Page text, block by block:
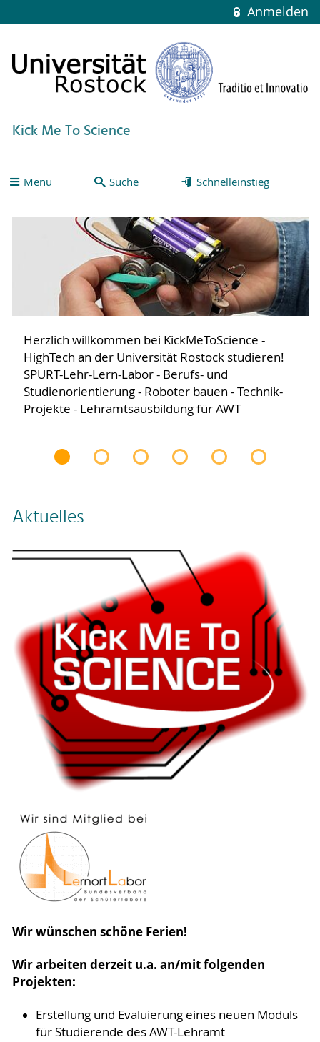
Anmelden
Kick Me To Science
Menü Suche Schnelleinstieg
Herzlich willkommen bei KickMeToScience -
HighTech an der Universität Rostock studieren!
SPURT-Lehr-Lern-Labor - Berufs- und
Studienorientierung - Roboter bauen - Technik-
Projekte - Lehramtsausbildung für AWT
Aktuelles
Wir wünschen schöne Ferien!
Wir arbeiten derzeit u.a. an/mit folgenden
Projekten:
Erstellung und Evaluierung eines neuen Moduls
für Studierende des AWT-Lehramt